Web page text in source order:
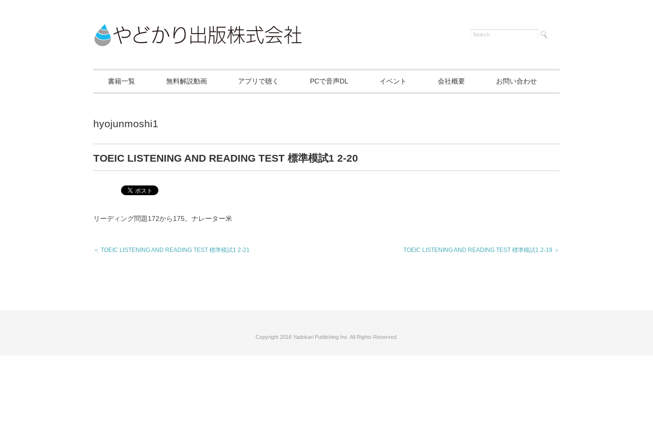
書籍一覧 無料解説動画 アプリで聴く PCで音声DL イベント 会社概要 お問い合わせ
hyojunmoshi1
TOEIC LISTENING AND READING TEST 標準模試1 2-20
リーディング問題172から175。ナレーター米
＜ TOEIC LISTENING AND READING TEST 標準模試1 2-21 TOEIC LISTENING AND READING TEST 標準模試1 2-19 ＞
Copyright 2016 Yadokari Publishing Inc. All Rights Reserved.